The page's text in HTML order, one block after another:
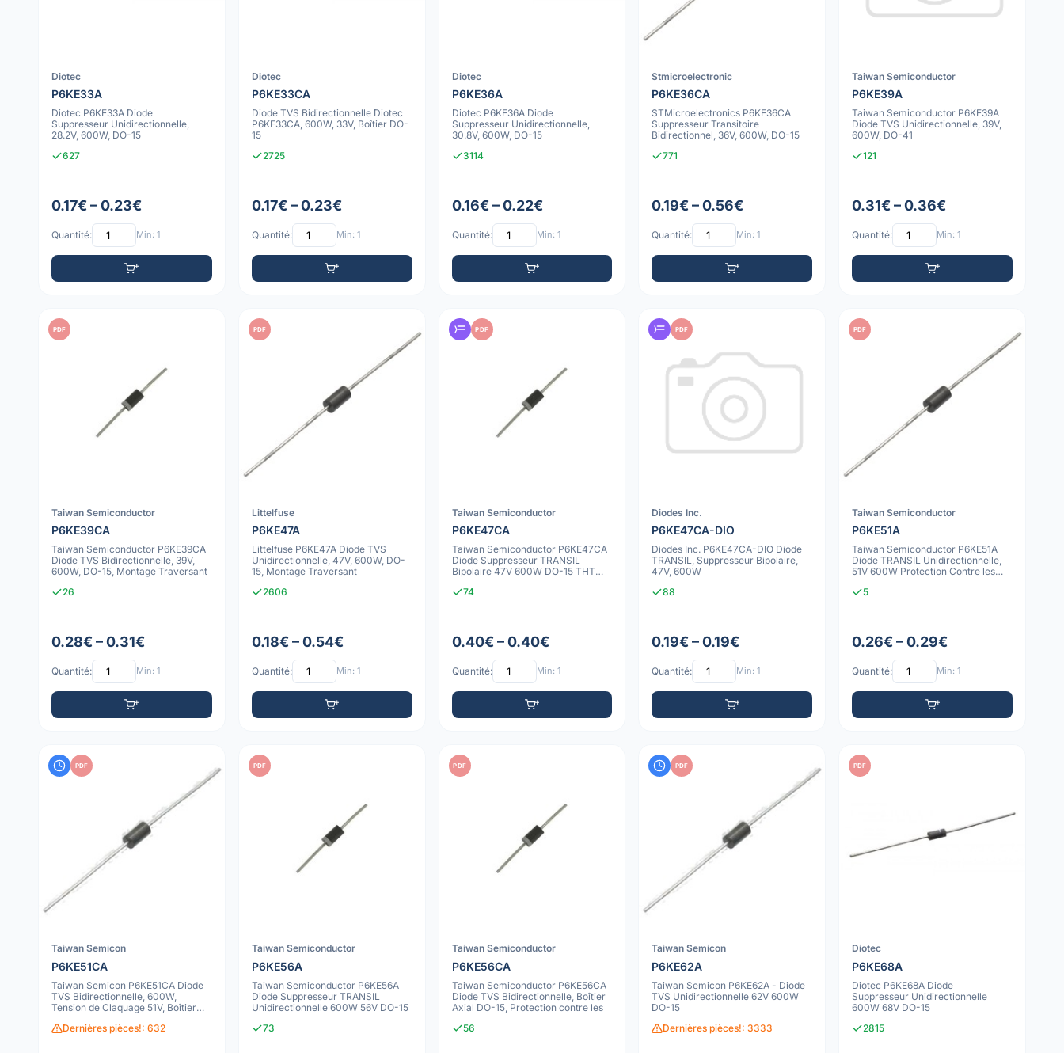
Diotec
P6KE33A
Diotec P6KE33A Diode
Suppresseur Unidirectionnelle,
28.2V, 600W, DO-15
627
0.17€ – 0.23€
Quantité: Min: 1
Diotec
P6KE33CA
Diode TVS Bidirectionnelle Diotec
P6KE33CA, 600W, 33V, Boîtier DO-
15
2725
0.17€ – 0.23€
Quantité: Min: 1
Diotec
P6KE36A
Diotec P6KE36A Diode
Suppresseur Unidirectionnelle,
30.8V, 600W, DO-15
3114
0.16€ – 0.22€
Quantité: Min: 1
Stmicroelectronic
P6KE36CA
STMicroelectronics P6KE36CA
Suppresseur Transitoire
Bidirectionnel, 36V, 600W, DO-15
771
0.19€ – 0.56€
Quantité: Min: 1
Taiwan Semiconductor
P6KE39A
Taiwan Semiconductor P6KE39A
Diode TVS Unidirectionnelle, 39V,
600W, DO-41
121
0.31€ – 0.36€
Quantité: Min: 1
PDF
Taiwan Semiconductor
P6KE39CA
Taiwan Semiconductor P6KE39CA
Diode TVS Bidirectionnelle, 39V,
600W, DO-15, Montage Traversant
26
0.28€ – 0.31€
Quantité: Min: 1
PDF
Littelfuse
P6KE47A
Littelfuse P6KE47A Diode TVS
Unidirectionnelle, 47V, 600W, DO-
15, Montage Traversant
2606
0.18€ – 0.54€
Quantité: Min: 1
PDF
Taiwan Semiconductor
P6KE47CA
Taiwan Semiconductor P6KE47CA
Diode Suppresseur TRANSIL
Bipolaire 47V 600W DO-15 THT
74
0.40€ – 0.40€
Quantité: Min: 1
PDF
Diodes Inc.
P6KE47CA-DIO
Diodes Inc. P6KE47CA-DIO Diode
TRANSIL, Suppresseur Bipolaire,
47V, 600W
88
0.19€ – 0.19€
Quantité: Min: 1
PDF
Taiwan Semiconductor
P6KE51A
Taiwan Semiconductor P6KE51A
Diode TRANSIL Unidirectionnelle,
51V 600W Protection Contre les
5
0.26€ – 0.29€
Quantité: Min: 1
PDF
Taiwan Semicon
P6KE51CA
Taiwan Semicon P6KE51CA Diode
TVS Bidirectionnelle, 600W,
Tension de Claquage 51V, Boîtier
Dernières pièces!: 632
PDF
Taiwan Semiconductor
P6KE56A
Taiwan Semiconductor P6KE56A
Diode Suppresseur TRANSIL
Unidirectionnelle 600W 56V DO-15
73
PDF
Taiwan Semiconductor
P6KE56CA
Taiwan Semiconductor P6KE56CA
Diode TVS Bidirectionnelle, Boîtier
Axial DO-15, Protection contre les
56
PDF
Taiwan Semicon
P6KE62A
Taiwan Semicon P6KE62A - Diode
TVS Unidirectionnelle 62V 600W
DO-15
Dernières pièces!: 3333
PDF
Diotec
P6KE68A
Diotec P6KE68A Diode
Suppresseur Unidirectionnelle
600W 68V DO-15
2815